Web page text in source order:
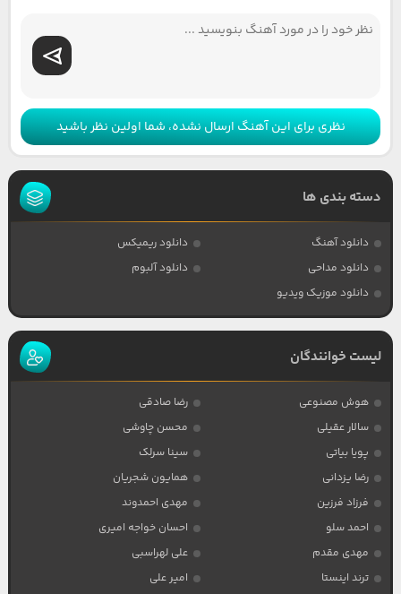
نظری برای این آهنگ ارسال نشده، شما اولین نظر باشید
دسته بندی ها
دانلود آهنگ
دانلود ریمیکس
دانلود مداحی
دانلود آلبوم
دانلود موزیک ویدیو
لیست خوانندگان
هوش مصنوعی
رضا صادقی
سالار عقیلی
محسن چاوشی
پویا بیاتی
سینا سرلک
رضا یزدانی
همایون شجریان
فرزاد فرزین
مهدی احمدوند
احمد سلو
احسان خواجه امیری
مهدی مقدم
علی لهراسبی
ترند اینستا
امیر علی